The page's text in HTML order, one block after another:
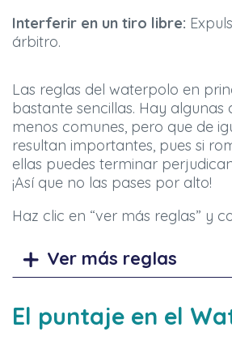
Interferir en un tiro libre:
árbitro.
Las reglas del waterpolo en
bastante sencillas. Hay algunas
menos comunes, pero que de
resultan importantes, pues si
ellas puedes terminar
¡Así que no las pases por alto!
Haz clic en “ver más reglas” y
Ver más reglas
El puntaje en el